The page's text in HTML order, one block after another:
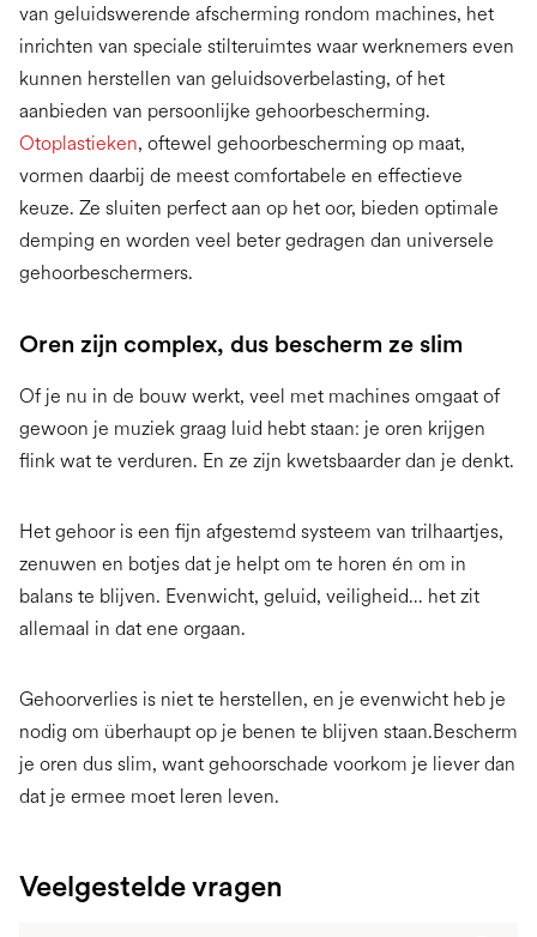
van geluidswerende afscherming rondom machines, het
inrichten van speciale stilteruimtes waar werknemers even
kunnen herstellen van geluidsoverbelasting, of het
aanbieden van persoonlijke gehoorbescherming.
Otoplastieken, oftewel gehoorbescherming op maat,
vormen daarbij de meest comfortabele en effectieve
keuze. Ze sluiten perfect aan op het oor, bieden optimale
demping en worden veel beter gedragen dan universele
gehoorbeschermers.
Oren zijn complex, dus bescherm ze slim
Of je nu in de bouw werkt, veel met machines omgaat of
gewoon je muziek graag luid hebt staan: je oren krijgen
flink wat te verduren. En ze zijn kwetsbaarder dan je denkt.
Het gehoor is een fijn afgestemd systeem van trilhaartjes,
zenuwen en botjes dat je helpt om te horen én om in
balans te blijven. Evenwicht, geluid, veiligheid… het zit
allemaal in dat ene orgaan.
Gehoorverlies is niet te herstellen, en je evenwicht heb je
nodig om überhaupt op je benen te blijven staan.Bescherm
je oren dus slim, want gehoorschade voorkom je liever dan
dat je ermee moet leren leven.
Veelgestelde vragen